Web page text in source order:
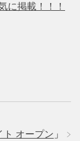
に掲載！！！
ト オープン 」